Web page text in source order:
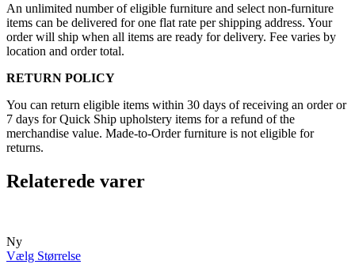
An unlimited number of eligible furniture and select non-furniture
items can be delivered for one flat rate per shipping address. Your
order will ship when all items are ready for delivery. Fee varies by
location and order total.
RETURN POLICY
You can return eligible items within 30 days of receiving an order or
7 days for Quick Ship upholstery items for a refund of the
merchandise value. Made-to-Order furniture is not eligible for
returns.
Relaterede varer
Ny
Vælg Størrelse